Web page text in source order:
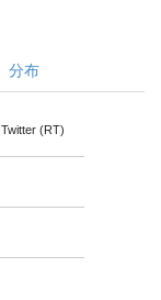
分布
Twitter (RT)